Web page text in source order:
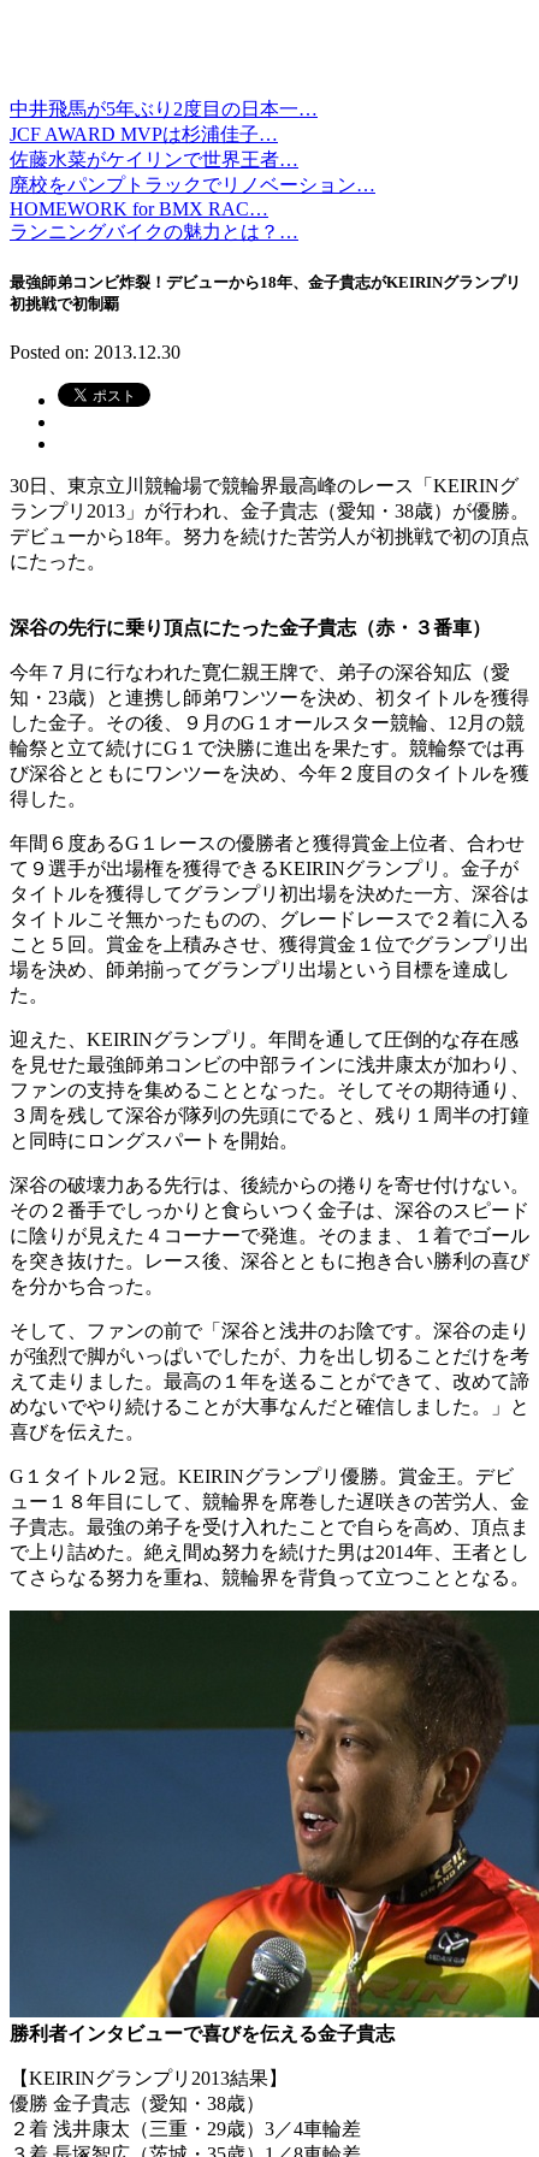
中井飛馬が5年ぶり2度目の日本一…
JCF AWARD MVPは杉浦佳子…
佐藤水菜がケイリンで世界王者…
廃校をパンプトラックでリノベーション…
HOMEWORK for BMX RAC…
ランニングバイクの魅力とは？…
最強師弟コンビ炸裂！デビューから18年、金子貴志がKEIRINグランプリ
初挑戦で初制覇
Posted on: 2013.12.30
30日、東京立川競輪場で競輪界最高峰のレース「KEIRINグ
ランプリ2013」が行われ、金子貴志（愛知・38歳）が優勝。
デビューから18年。努力を続けた苦労人が初挑戦で初の頂点
にたった。
深谷の先行に乗り頂点にたった金子貴志（赤・３番車）
今年７月に行なわれた寛仁親王牌で、弟子の深谷知広（愛
知・23歳）と連携し師弟ワンツーを決め、初タイトルを獲得
した金子。その後、９月のG１オールスター競輪、12月の競
輪祭と立て続けにG１で決勝に進出を果たす。競輪祭では再
び深谷とともにワンツーを決め、今年２度目のタイトルを獲
得した。
年間６度あるG１レースの優勝者と獲得賞金上位者、合わせ
て９選手が出場権を獲得できるKEIRINグランプリ。金子が
タイトルを獲得してグランプリ初出場を決めた一方、深谷は
タイトルこそ無かったものの、グレードレースで２着に入る
こと５回。賞金を上積みさせ、獲得賞金１位でグランプリ出
場を決め、師弟揃ってグランプリ出場という目標を達成し
た。
迎えた、KEIRINグランプリ。年間を通して圧倒的な存在感
を見せた最強師弟コンビの中部ラインに浅井康太が加わり、
ファンの支持を集めることとなった。そしてその期待通り、
３周を残して深谷が隊列の先頭にでると、残り１周半の打鐘
と同時にロングスパートを開始。
深谷の破壊力ある先行は、後続からの捲りを寄せ付けない。
その２番手でしっかりと食らいつく金子は、深谷のスピード
に陰りが見えた４コーナーで発進。そのまま、１着でゴール
を突き抜けた。レース後、深谷とともに抱き合い勝利の喜び
を分かち合った。
そして、ファンの前で「深谷と浅井のお陰です。深谷の走り
が強烈で脚がいっぱいでしたが、力を出し切ることだけを考
えて走りました。最高の１年を送ることができて、改めて諦
めないでやり続けることが大事なんだと確信しました。」と
喜びを伝えた。
G１タイトル２冠。KEIRINグランプリ優勝。賞金王。デビ
ュー１８年目にして、競輪界を席巻した遅咲きの苦労人、金
子貴志。最強の弟子を受け入れたことで自らを高め、頂点ま
で上り詰めた。絶え間ぬ努力を続けた男は2014年、王者とし
てさらなる努力を重ね、競輪界を背負って立つこととなる。
勝利者インタビューで喜びを伝える金子貴志
【KEIRINグランプリ2013結果】
優勝 金子貴志（愛知・38歳）
２着 浅井康太（三重・29歳）3／4車輪差